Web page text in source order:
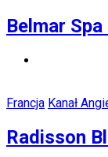
Belmar
Francja Kanał
Radisson